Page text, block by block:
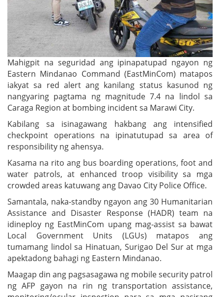
Mahigpit na seguridad ang ipinapatupad ngayon ng
Eastern Mindanao Command (EastMinCom) matapos
iakyat sa red alert ang kanilang status kasunod ng
nangyaring pagtama ng magnitude 7.4 na lindol sa
Caraga Region at bombing incident sa Marawi City.
Kabilang sa isinagawang hakbang ang intensified
checkpoint operations na ipinatutupad sa area of
responsibility ng ahensya.
Kasama na rito ang bus boarding operations, foot and
water patrols, at enhanced troop visibility sa mga
crowded areas katuwang ang Davao City Police Office.
Samantala, naka-standby ngayon ang 30 Humanitarian
Assistance and Disaster Response (HADR) team na
idineploy ng EastMinCom upang mag-assist sa bawat
Local Government Units (LGUs) matapos ang
tumamang lindol sa Hinatuan, Surigao Del Sur at mga
apektadong bahagi ng Eastern Mindanao.
Maagap din ang pagsasagawa ng mobile security patrol
ng AFP gayon na rin ng transportation assistance,